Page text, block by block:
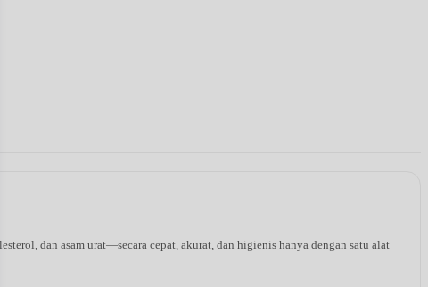
dan asam urat—secara cepat, akurat, dan higienis hanya dengan satu alat